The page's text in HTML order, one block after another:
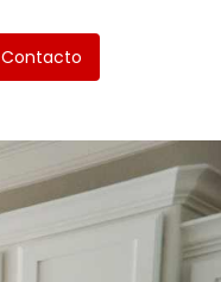
Contacto